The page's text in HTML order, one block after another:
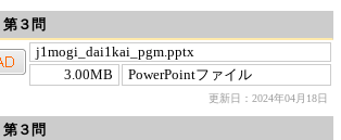
３問
j1mogi_dai1kai_pgm.pptx
3.00MB
PowerPointファイル
更新日：2024年04月18日
３問